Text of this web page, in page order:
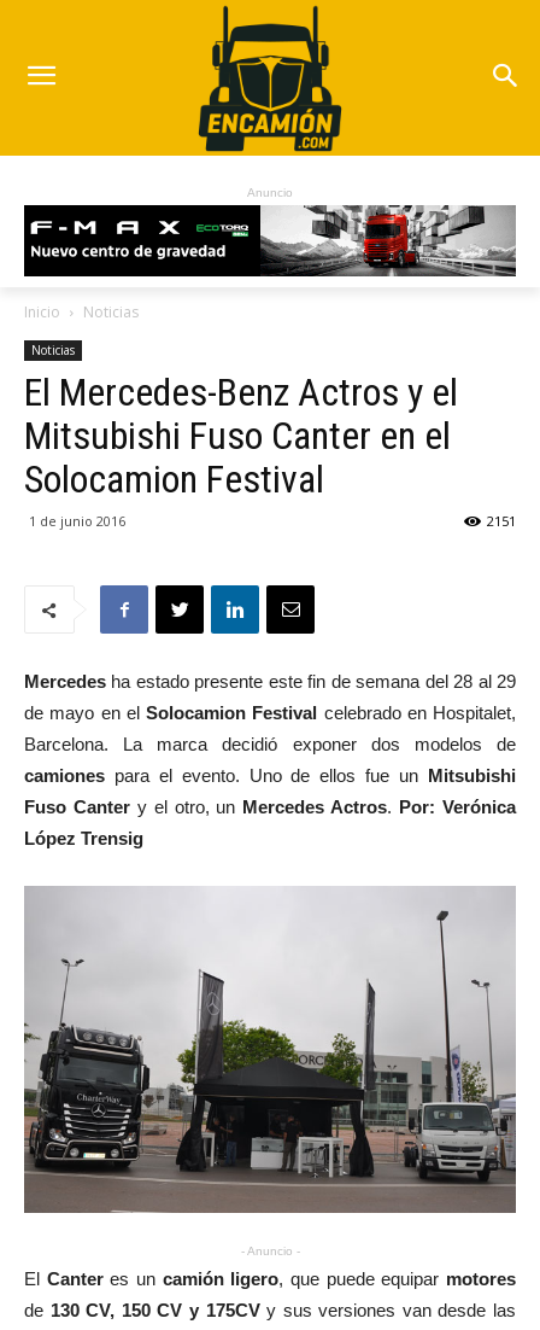
Anuncio
Inicio Noticias
Noticias
El Mercedes-Benz Actros y el
Mitsubishi Fuso Canter en el
Solocamion Festival
1 de junio 2016 2151
Mercedes ha estado presente este fin de semana del 28 al 29
de mayo en el Solocamion Festival celebrado en Hospitalet,
Barcelona. La marca decidió exponer dos modelos de
camiones para el evento. Uno de ellos fue un Mitsubishi
Fuso Cantery el otro, un Mercedes Actros. Por: Verónica
López Trensig
- Anuncio -
El Canteres un camión ligero, que puede equipar motores
de 130 CV, 150 CV y 175CVy sus versiones van desde las